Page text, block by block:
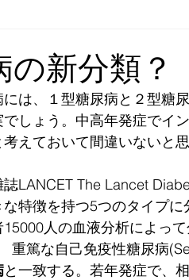
の新分類？
は、１型糖尿病と２型糖
しょう。中高年発症でイ
えておいて間違いないと思
誌LANCET The Lancet
特徴を持つ5つのタイプ
人の血液分析によって
重篤な自己免疫性糖尿病
と一致する。若年発症で、